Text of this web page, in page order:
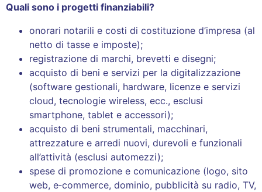
Quali sono i progetti finanziabili?
onorari notarili e costi di costituzione d’impresa (al
netto di tasse e imposte);
registrazione di marchi, brevetti e disegni;
acquisto di beni e servizi per la digitalizzazione
(software gestionali, hardware, licenze e servizi
cloud, tecnologie wireless, ecc., esclusi
smartphone, tablet e accessori);
acquisto di beni strumentali, macchinari,
attrezzature e arredi nuovi, durevoli e funzionali
all’attività (esclusi automezzi);
spese di promozione e comunicazione (logo, sito
web, e‑commerce, dominio, pubblicità su radio, TV,